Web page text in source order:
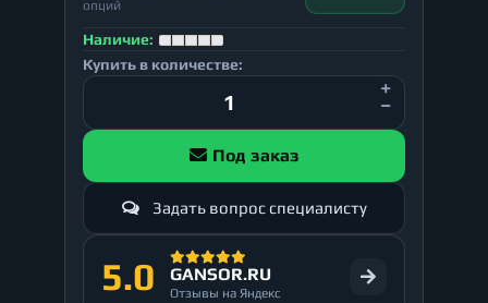
опций
Наличие:
Купить в количестве:
Под заказ
Задать вопрос специалисту
5.0 GANSOR.RU
Отзывы на Яндекс